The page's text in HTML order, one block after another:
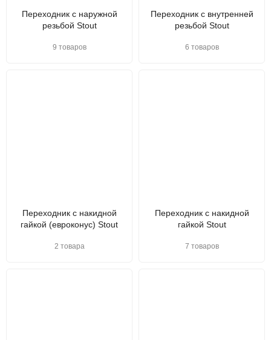
Переходник с наружной
резьбой Stout
9 товаров
Переходник с внутренней
резьбой Stout
6 товаров
Переходник с накидной
гайкой (евроконус) Stout
2 товара
Переходник с накидной
гайкой Stout
7 товаров